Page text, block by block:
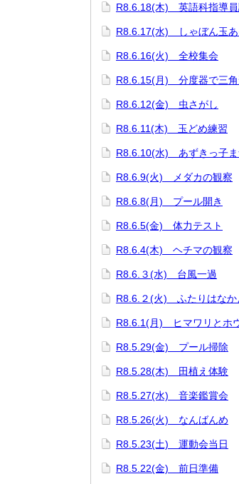
R8.6.18(木) 英語科指導員
R8.6.17(水) しゃぼん玉
R8.6.16(火) 全校集会
R8.6.15(月) 分度器で三角
R8.6.12(金) 虫さがし
R8.6.11(木) 玉どめ練習
R8.6.10(水) あずきっ子ま
R8.6.9(火) メダカの観察
R8.6.8(月) プール開き
R8.6.5(金) 体力テスト
R8.6.4(木) ヘチマの観察
R8.6.３(水) 台風一過
R8.6.２(火) ふたりはなか
R8.6.1(月) ヒマワリとホ
R8.5.29(金) プール掃除
R8.5.28(木) 田植え体験
R8.5.27(水) 音楽鑑賞会
R8.5.26(火) なんばんめ
R8.5.23(土) 運動会当日
R8.5.22(金) 前日準備